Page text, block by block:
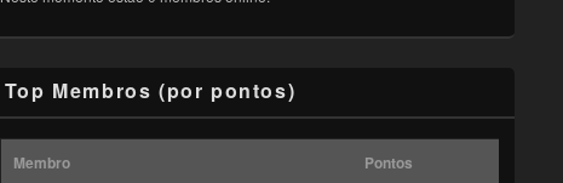
Top Membros (por pontos)
Membro Pontos